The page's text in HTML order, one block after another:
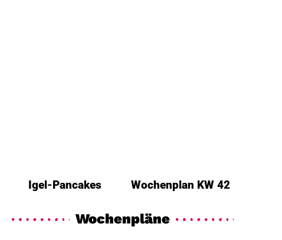
Igel-Pancakes Wochenplan KW 42
Wochenpläne